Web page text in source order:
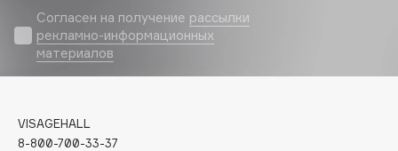
Cunzite
Curaprox
d'Alba
Согласен на получение рассылки
рекламно-информационных
материалов
VISAGEHALL
8-800-700-33-37